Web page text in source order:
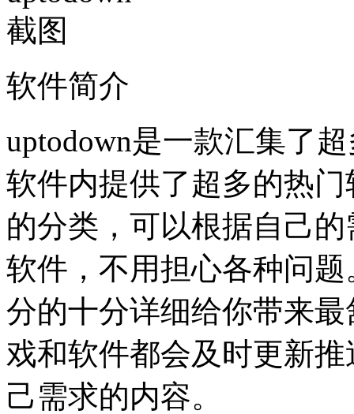
软件简介
uptodown是一款汇集了
软件内提供了超多的热
的分类，可以根据自己
软件，不用担心各种问
分的十分详细给你带来
戏和软件都会及时更新
己需求的内容。